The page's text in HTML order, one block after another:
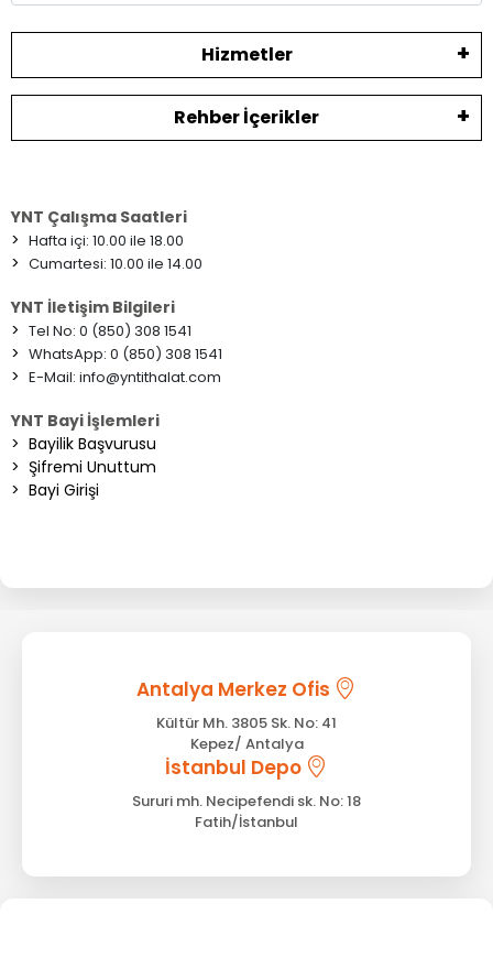
Hizmetler
Rehber İçerikler
YNT Çalışma Saatleri
> Hafta içi: 10.00 ile 18.00
> Cumartesi: 10.00 ile 14.00
YNT İletişim Bilgileri
> Tel No: 0 (850) 308 1541
> WhatsApp: 0 (850) 308 1541
> E-Mail: info@yntithalat.com
YNT Bayi İşlemleri
> Bayilik Başvurusu
> Şifremi Unuttum
> Bayi Girişi
Antalya Merkez Ofis
Kültür Mh. 3805 Sk. No: 41
Kepez/ Antalya
İstanbul Depo
Sururi mh. Necipefendi sk. No: 18
Fatih/İstanbul